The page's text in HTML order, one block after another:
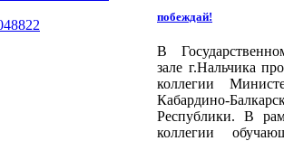
побеждай!
В
зале г.Нальчика
коллегии
Кабардино-
Республики. В
коллегии